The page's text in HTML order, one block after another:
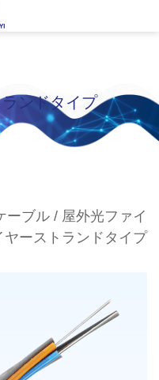
ンドタイプ
ーブル / 屋外光ファイ
ヤーストランドタイプ